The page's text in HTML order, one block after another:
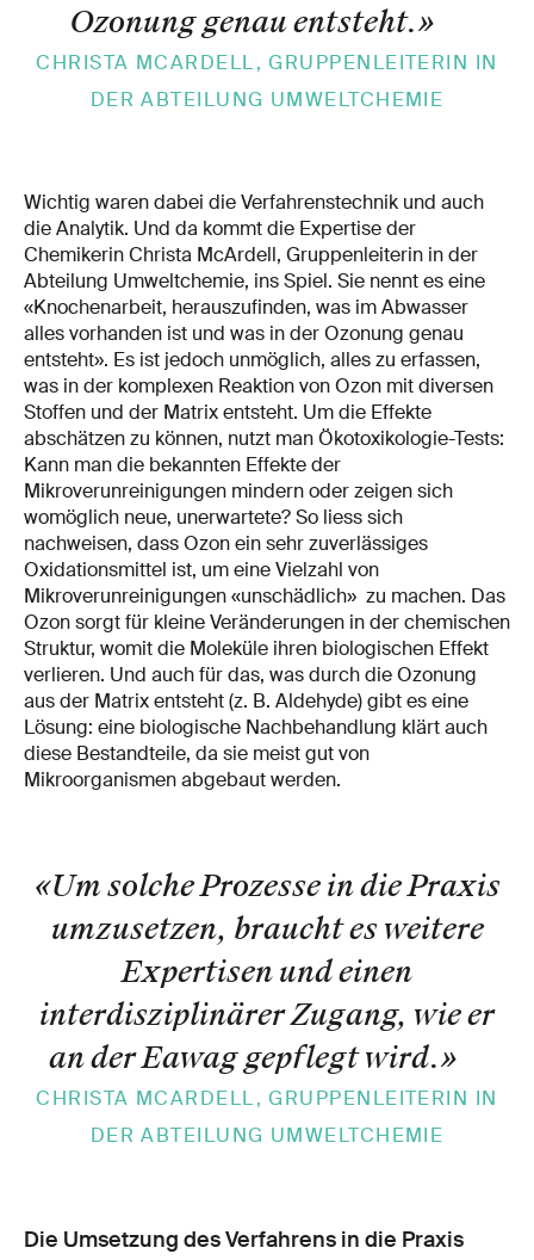
Ozonung genau entsteht.»
CHRISTA MCARDELL, GRUPPENLEITERIN IN
DER ABTEILUNG UMWELTCHEMIE
Wichtig waren dabei die Verfahrenstechnik und auch
die Analytik. Und da kommt die Expertise der
Chemikerin Christa McArdell, Gruppenleiterin in der
Abteilung Umweltchemie, ins Spiel. Sie nennt es eine
«Knochenarbeit, herauszufinden, was im Abwasser
alles vorhanden ist und was in der Ozonung genau
entsteht». Es ist jedoch unmöglich, alles zu erfassen,
was in der komplexen Reaktion von Ozon mit diversen
Stoffen und der Matrix entsteht. Um die Effekte
abschätzen zu können, nutzt man Ökotoxikologie-Tests:
Kann man die bekannten Effekte der
Mikroverunreinigungen mindern oder zeigen sich
womöglich neue, unerwartete? So liess sich
nachweisen, dass Ozon ein sehr zuverlässiges
Oxidationsmittel ist, um eine Vielzahl von
Mikroverunreinigungen «unschädlich» zu machen. Das
Ozon sorgt für kleine Veränderungen in der chemischen
Struktur, womit die Moleküle ihren biologischen Effekt
verlieren. Und auch für das, was durch die Ozonung
aus der Matrix entsteht (z. B. Aldehyde) gibt es eine
Lösung: eine biologische Nachbehandlung klärt auch
diese Bestandteile, da sie meist gut von
Mikroorganismen abgebaut werden.
«Um solche Prozesse in die Praxis
umzusetzen, braucht es weitere
Expertisen und einen
interdisziplinärer Zugang, wie er
an der Eawag gepflegt wird.»
CHRISTA MCARDELL, GRUPPENLEITERIN IN
DER ABTEILUNG UMWELTCHEMIE
Die Umsetzung des Verfahrens in die Praxis